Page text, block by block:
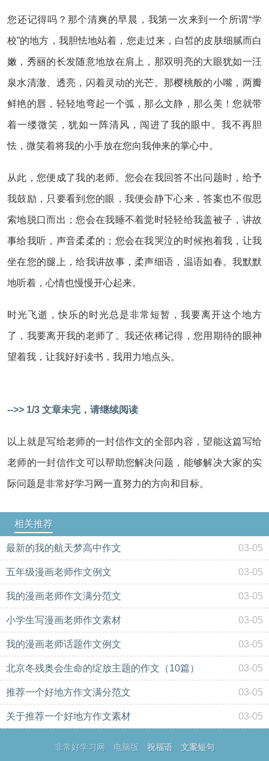
您还记得吗？那个清爽的早晨，我第一次来到一个所谓“学
校”的地方，我胆怯地站着，您走过来，白皙的皮肤细腻而白
嫩，秀丽的长发随意地放在肩上，那双明亮的大眼犹如一汪
泉水清澈、透亮，闪着灵动的光芒。那樱桃般的小嘴，两瓣
鲜艳的唇，轻轻地弯起一个弧，那么文静，那么美！您就带
着一缕微笑，犹如一阵清风，闯进了我的眼中。我不再胆
怯，微笑着将我的小手放在您向我伸来的掌心中。
从此，您便成了我的老师。您会在我回答不出问题时，给予
我鼓励，只要看到您的眼，我便会静下心来，答案也不假思
索地脱口而出；您会在我睡不着觉时轻轻给我盖被子，讲故
事给我听，声音柔柔的；您会在我哭泣的时候抱着我，让我
坐在您的腿上，给我讲故事，柔声细语，温语如春。我默默
地听着，心情也慢慢开心起来。
时光飞逝，快乐的时光总是非常短暂，我要离开这个地方
了，我要离开我的老师了。我还依稀记得，您用期待的眼神
望着我，让我好好读书，我用力地点头。
-->> 1/3 文章未完，请继续阅读
以上就是写给老师的一封信作文的全部内容，望能这篇写给
老师的一封信作文可以帮助您解决问题，能够解决大家的实
际问题是非常好学习网一直努力的方向和目标。
相关推荐
最新的我的航天梦高中作文 03-05
五年级漫画老师作文例文 03-05
我的漫画老师作文满分范文 03-05
小学生写漫画老师作文素材 03-05
我的漫画老师话题作文例文 03-05
北京冬残奥会生命的绽放主题的作文（10篇） 03-05
推荐一个好地方作文满分范文 03-05
关于推荐一个好地方作文素材 03-05
非常好学习网 电脑版 祝福语 文案短句